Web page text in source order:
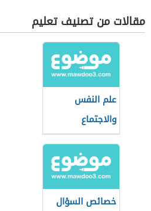
مقالات من تصنيف تعليم
علم النفس
والاجتماع
خصائص السؤال